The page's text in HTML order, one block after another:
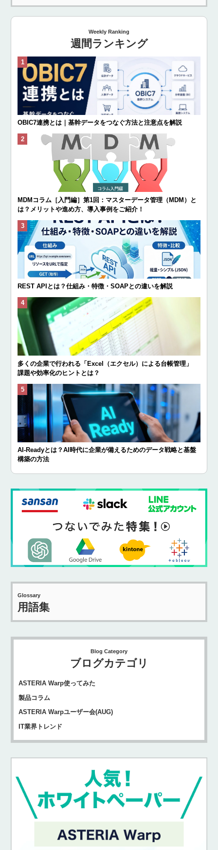
Weekly Ranking
週間ランキング
OBIC7連携とは｜基幹データをつなぐ方法と注意点を解説
MDMコラム［入門編］第1回：マスターデータ管理（MDM）と
は？メリットや進め方、導入事例をご紹介！
REST APIとは？仕組み・特徴・SOAPとの違いを解説
多くの企業で行われる「Excel（エクセル）による台帳管理」
課題や効率化のヒントとは？
AI-Readyとは？AI時代に企業が備えるためのデータ戦略と基盤
構築の方法
Glossary
用語集
Blog Category
ブログカテゴリ
ASTERIA Warp使ってみた
製品コラム
ASTERIA Warpユーザー会(AUG)
IT業界トレンド